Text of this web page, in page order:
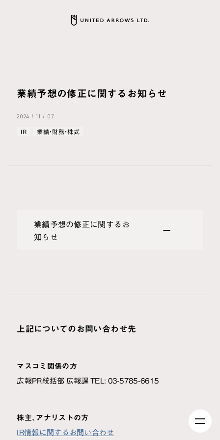
業績予想の修正に関するお知らせ
2024 / 11 / 07
IR 業績・財務・株式
業績予想の修正に関するお
知らせ
上記についてのお問い合わせ先
マスコミ関係の方
広報PR統括部 広報課 TEL: 03-5785-6615
株主、アナリストの方
IR情報に関するお問い合わせ